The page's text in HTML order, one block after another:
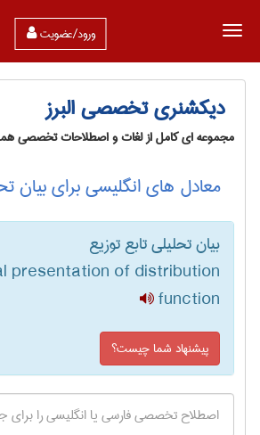
ورود/عضویت
دیکشنری تخصصی البرز
مجموعه ای کامل از لغات و اصطلاحات تخصصی
معادل های انگلیسی برای بیان
بیان تحلیلی تابع توزیع
presentation of distribution
function
پیشنهاد شما چیست؟